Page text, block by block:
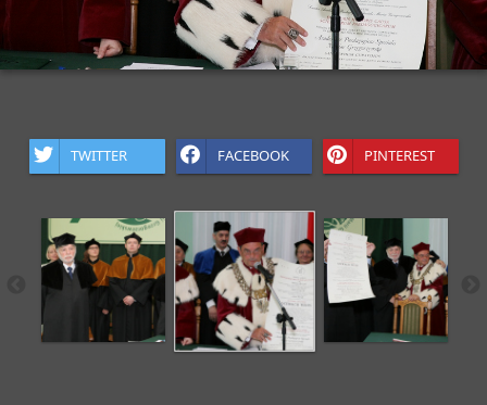
TWITTER FACEBOOK PINTEREST